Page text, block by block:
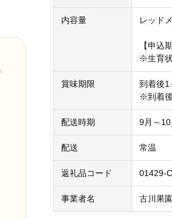
内容量 レッド
【申込
※生育
賞味期限
到着後1
※到着
配送時期 9月～
配送 常温
返礼品コード 01429-
事業者名 古川果園